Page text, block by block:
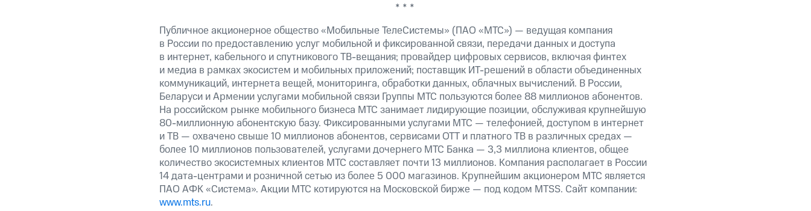
* * *
Публичное акционерное общество «Мобильные ТелеСистемы» (ПАО «МТС») — ведущая компания
в России по предоставлению услуг мобильной и фиксированной связи, передачи данных и доступа
в интернет, кабельного и спутникового ТВ-вещания; провайдер цифровых сервисов, включая финтех
и медиа в рамках экосистем и мобильных приложений; поставщик ИТ-решений в области объединенных
коммуникаций, интернета вещей, мониторинга, обработки данных, облачных вычислений. В России,
Беларуси и Армении услугами мобильной связи Группы МТС пользуются более 88 миллионов абонентов.
На российском рынке мобильного бизнеса МТС занимает лидирующие позиции, обслуживая крупнейшую
80-миллионную абонентскую базу. Фиксированными услугами МТС — телефонией, доступом в интернет
и ТВ — охвачено свыше 10 миллионов абонентов, сервисами OTT и платного ТВ в различных средах —
более 10 миллионов пользователей, услугами дочернего МТС Банка — 3,3 миллиона клиентов, общее
количество экосистемных клиентов МТС составляет почти 13 миллионов. Компания располагает в России
14 дата-центрами и розничной сетью из более 5 000 магазинов. Крупнейшим акционером МТС является
ПАО АФК «Система». Акции МТС котируются на Московской бирже — под кодом MTSS. Сайт компании:
www.mts.ru.